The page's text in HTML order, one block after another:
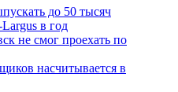
до 50 тысяч
в год
не смог проехать по
насчитывается в